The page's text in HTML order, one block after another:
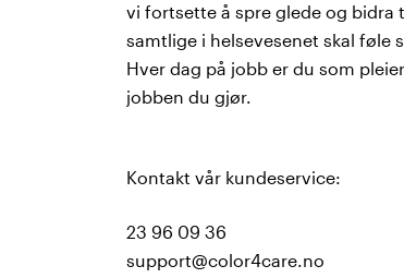
vi fortsette å spre glede og bidra
samtlige i helsevesenet skal føle
Hver dag på jobb er du som
jobben du gjør.
Kontakt vår kundeservice:
23 96 09 36
support@color4care.no